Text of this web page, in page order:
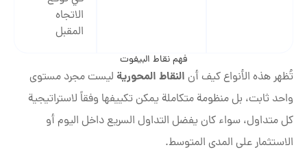
الاتجاه
المقبل
فهم نقاط البيفوت
تُظهر هذه الأنواع كيف أن النقاط المحورية ليست مجرد مستوى
واحد ثابت، بل منظومة متكاملة يمكن تكييفها وفقاً لاستراتيجية
كل متداول، سواء كان يفضل التداول السريع داخل اليوم أو
الاستثمار على المدى المتوسط.